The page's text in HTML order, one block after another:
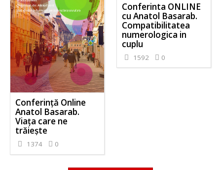
Conferinta ONLINE
cu Anatol Basarab.
Compatibilitatea
numerologica in
cuplu
1592 0
Conferință Online
Anatol Basarab.
Viața care ne
trăiește
1374 0